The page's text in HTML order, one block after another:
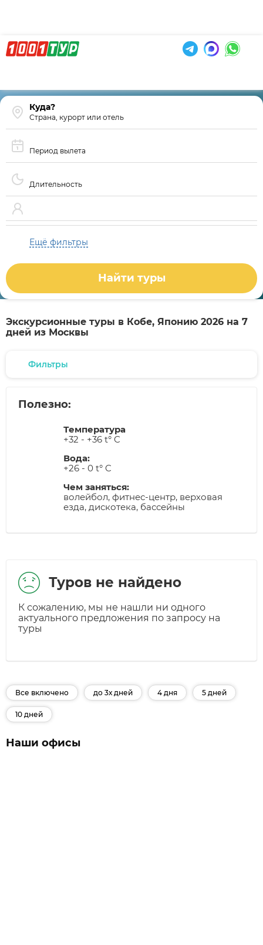
Страна, курорт или отель
Период вылета
Длительность
Ещё фильтры
Найти туры
Экскурсионные туры в Кобе, Японию 2026 на 7
дней из Москвы
Фильтры
Полезно:
Температура
+32 - +36 t° C
Вода:
+26 - 0 t° C
Чем заняться:
волейбол, фитнес-центр, верховая
езда, дискотека, бассейны
Туров не найдено
К сожалению, мы не нашли ни одного
актуального предложения по запросу на
туры
Все включено до 3х дней 4 дня 5 дней
10 дней
Наши офисы